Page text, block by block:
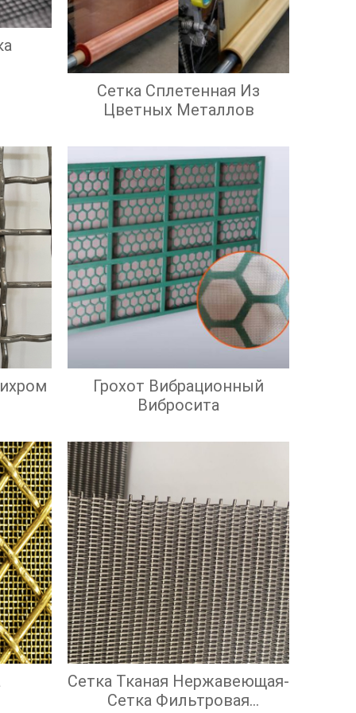
Сетка Сплетенная Из
Цветных Металлов
Грохот Вибрационный
Вибросита
Сетка Тканая Нержавеющая-
Сетка Фильтровая